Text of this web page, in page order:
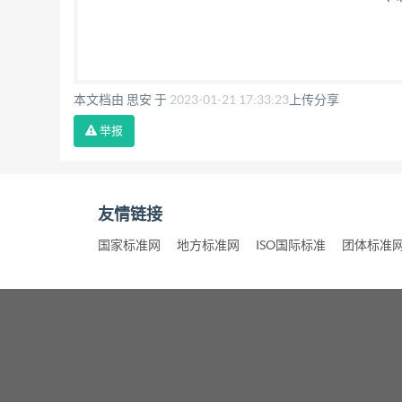
本文档由 思安 于 2023-01-21 17:33:23 上传分享
举报
友情链接
国家标准网 地方标准网 ISO国际标准 团体标准